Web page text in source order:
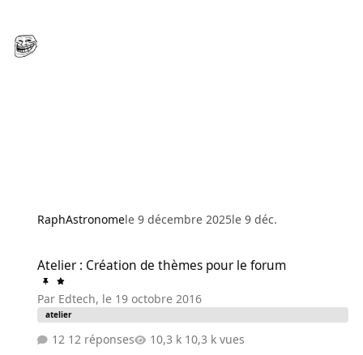
RaphAstronomele 9 décembre 2025le 9 déc.
Atelier : Création de thèmes pour le forum
Par Edtech, le 19 octobre 2016
atelier
12 réponses 10,3 k vues